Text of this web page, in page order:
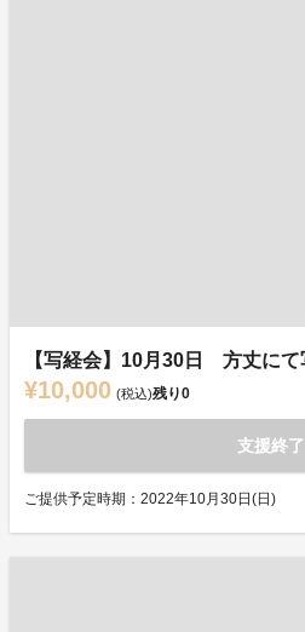
【写経会】10月30日 方丈に
¥10,000 (税込)残り0
支援終了
ご提供予定時期：2022年10月30日(日)